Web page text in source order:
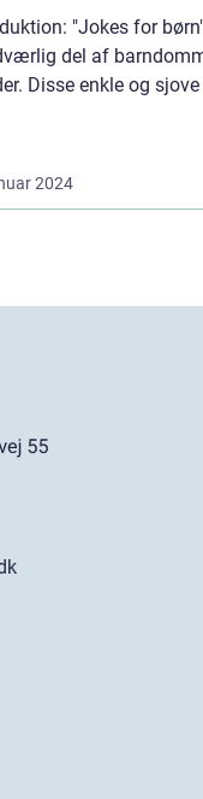
"Jokes for
del af
Disse enkle og
2024